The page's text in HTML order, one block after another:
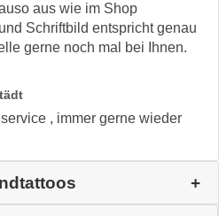
aus wie im Shop
Schriftbild entspricht genau
gerne noch mal bei Ihnen.
, immer gerne wieder